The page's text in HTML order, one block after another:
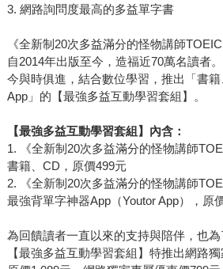
3. 網路詢問度最高的多益單字書
《全新制20次多益滿分的怪物講師
自2014年出版至今，造福近70萬名讀者。
今與時俱進，結合數位學習，推出「書
App」的【最強多益互動學習套組】。
【最強多益互動學習套組】內含：
1. 《全新制20次多益滿分的怪物講師
書籍、CD，原價499元
2. 《全新制20次多益滿分的怪物講師
最強背單字神器App（Youtor App），原
為回饋讀者一直以來的支持與陪伴，也為
【最強多益互動學習套組】特推出網路獨